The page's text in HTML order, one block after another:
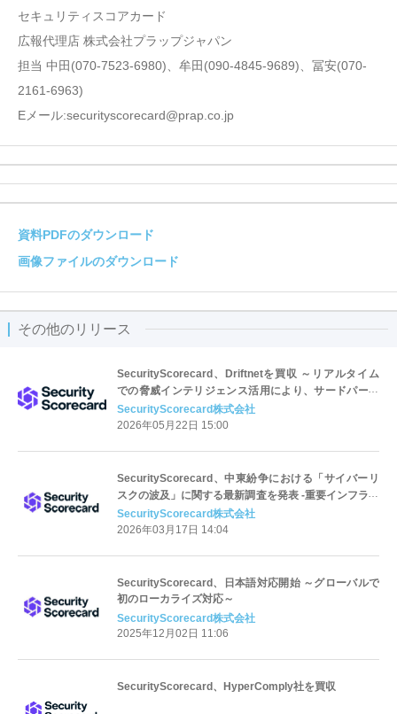
セキュリティスコアカード
広報代理店 株式会社プラップジャパン
担当 中田(070-7523-6980)、牟田(090-4845-9689)、冨安(070-
2161-6963)
Eメール:securityscorecard@prap.co.jp
資料PDFのダウンロード
画像ファイルのダウンロード
その他のリリース
SecurityScorecard、Driftnetを買収 ～リアルタイム
での脅威インテリジェンス活用により、サードパーテ
ィリスク管理を強化～
SecurityScorecard株式会社
2026年05月22日 15:00
SecurityScorecard、中東紛争における「サイバーリ
スクの波及」に関する最新調査を発表 -重要インフラと
サプライチェーンを脅かす被害の連鎖に警鐘-
SecurityScorecard株式会社
2026年03月17日 14:04
SecurityScorecard、日本語対応開始 ～グローバルで
初のローカライズ対応～
SecurityScorecard株式会社
2025年12月02日 11:06
SecurityScorecard、HyperComply社を買収